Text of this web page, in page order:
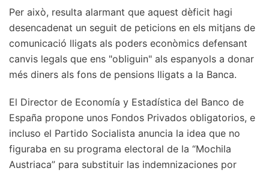
Per això, resulta alarmant que aquest dèficit hagi
desencadenat un seguit de peticions en els mitjans de
comunicació lligats als poders econòmics defensant
canvis legals que ens "obliguin" als espanyols a donar
més diners als fons de pensions lligats a la Banca.
El Director de Economía y Estadística del Banco de
España propone unos Fondos Privados obligatorios, e
incluso el Partido Socialista anuncia la idea que no
figuraba en su programa electoral de la “Mochila
Austriaca” para substituir las indemnizaciones por